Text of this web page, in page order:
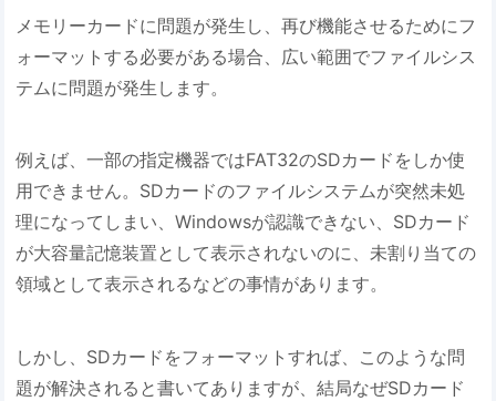
メモリーカードに問題が発生し、再び機能させるためにフ
ォーマットする必要がある場合、広い範囲でファイルシス
テムに問題が発生します。
例えば、一部の指定機器ではFAT32のSDカードをしか使
用できません。SDカードのファイルシステムが突然未処
理になってしまい、Windowsが認識できない、SDカード
が大容量記憶装置として表示されないのに、未割り当ての
領域として表示されるなどの事情があります。
しかし、SDカードをフォーマットすれば、このような問
題が解決されると書いてありますが、結局なぜSDカード